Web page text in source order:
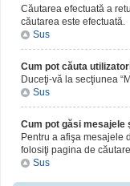
Căutarea efectuată a
căutarea este efectuată.
Sus
Cum pot căuta
Duceţi-vă la secţiunea
Sus
Cum pot găsi mesajele
Pentru a afişa mesajele
folosiţi pagina de
Sus